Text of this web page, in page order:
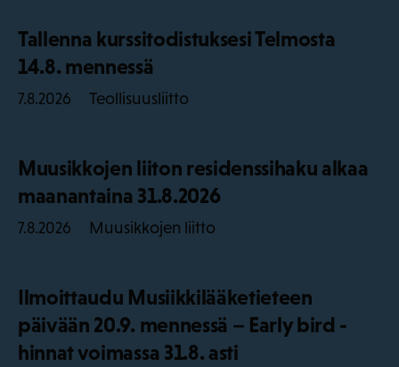
Tallenna kurssitodistuksesi Telmosta
14.8. mennessä
7.8.2026 Teollisuusliitto
Muusikkojen liiton residenssihaku alkaa
maanantaina 31.8.2026
7.8.2026 Muusikkojen liitto
Ilmoittaudu Musiikkilääketieteen
päivään 20.9. mennessä – Early bird -
hinnat voimassa 31.8. asti